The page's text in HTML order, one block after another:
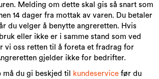
Melding om dette skal gis så snart som
14 dager fra mottak av varen. Du betaler
du velger å benytte angreretten. Hvis
eller ikke er i samme stand som ved
vi oss retten til å foreta et fradrag for
gjelder ikke for bedrifter.
må du gi beskjed til kundeservice før du